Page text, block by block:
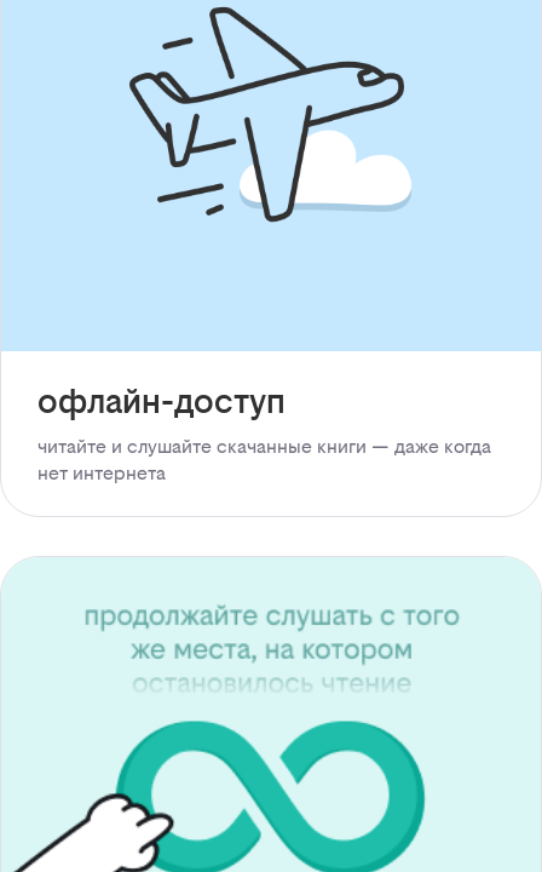
офлайн-доступ
читайте и слушайте скачанные книги — даже когда
нет интернета